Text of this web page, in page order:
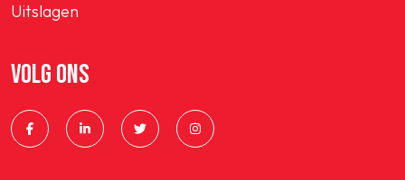
Uitslagen
VOLG ONS